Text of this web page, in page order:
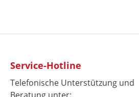
Service-Hotline
Telefonische Unterstützung und